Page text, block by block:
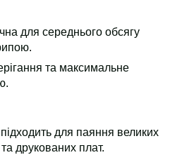
для середнього обсягу
та максимальне
для паяння великих
друкованих плат.